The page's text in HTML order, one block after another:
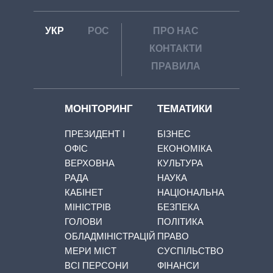
УКР РОС
ПРО НАС
КОНТАКТИ
ПРАВИЛА
МОНІТОРИНГ
ПРЕЗИДЕНТ І
ОФІС
ВЕРХОВНА
РАДА
КАБІНЕТ
МІНІСТРІВ
ГОЛОВИ
ОБЛАДМІНІСТРАЦІЙ
МЕРИ МІСТ
ВСІ ПЕРСОНИ
ТЕМАТИКИ
БІЗНЕС
ЕКОНОМІКА
КУЛЬТУРА
НАУКА
НАЦІОНАЛЬНА
БЕЗПЕКА
ПОЛІТИКА
ПРАВО
СУСПІЛЬСТВО
ФІНАНСИ